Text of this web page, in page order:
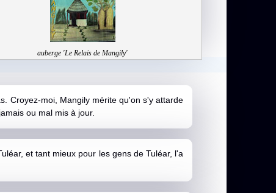
auberge 'Le Relais de Mangily'
Croyez-moi, Mangily mérite qu'on s'y attarde
ou mal mis à jour.
et tant mieux pour les gens de Tuléar, l'a